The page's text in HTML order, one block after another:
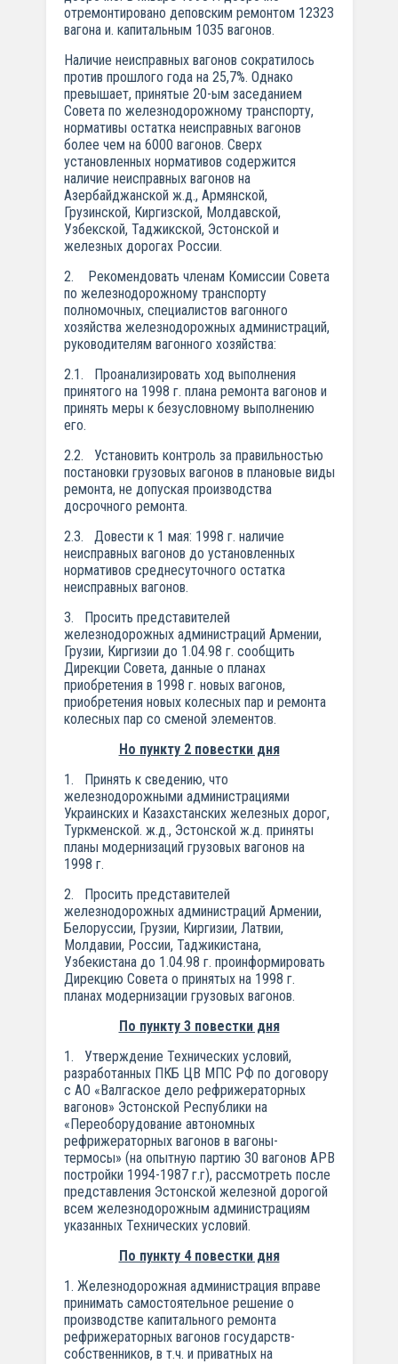
отремонтировано деповским ремонтом 12323
вагона и. капитальным 1035 вагонов.
Наличие неисправных вагонов сократилось
против прошлого года на 25,7%. Однако
превышает, принятые 20-ым заседанием
Совета по железнодорожному транспорту,
нормативы остатка неисправных вагонов
более чем на 6000 вагонов. Сверх
установленных нормативов содержится
наличие неисправных вагонов на
Азербайджанской ж.д., Армянской,
Грузинской, Киргизской, Молдавской,
Узбекской, Таджикской, Эстонской и
железных дорогах России.
2. Рекомендовать членам Комиссии Совета
по железнодорожному транспорту
полномочных, специалистов вагонного
хозяйства железнодорожных администраций,
руководителям вагонного хозяйства:
2.1. Проанализировать ход выполнения
принятого на 1998 г. плана ремонта вагонов и
принять меры к безусловному выполнению
его.
2.2. Установить контроль за правильностью
постановки грузовых вагонов в плановые виды
ремонта, не допуская производства
досрочного ремонта.
2.3. Довести к 1 мая: 1998 г. наличие
неисправных вагонов до установленных
нормативов среднесуточного остатка
неисправных вагонов.
3. Просить представителей
железнодорожных администраций Армении,
Грузии, Киргизии до 1.04.98 г. сообщить
Дирекции Совета, данные о планах
приобретения в 1998 г. новых вагонов,
приобретения новых колесных пар и ремонта
колесных пар со сменой элементов.
Но пункту 2 повестки дня
1. Принять к сведению, что
железнодорожными администрациями
Украинских и Казахстанских железных дорог,
Туркменской. ж.д., Эстонской ж.д. приняты
планы модернизаций грузовых вагонов на
1998 г.
2. Просить представителей
железнодорожных администраций Армении,
Белоруссии, Грузии, Киргизии, Латвии,
Молдавии, России, Таджикистана,
Узбекистана до 1.04.98 г. проинформировать
Дирекцию Совета о принятых на 1998 г.
планах модернизации грузовых вагонов.
По пункту 3 повестки дня
1. Утверждение Технических условий,
разработанных ПКБ ЦВ МПС РФ по договору
с АО «Валгаское дело рефрижераторных
вагонов» Эстонской Республики на
«Переоборудование автономных
рефрижераторных вагонов в вагоны-
термосы» (на опытную партию 30 вагонов АРВ
постройки 1994-1987 г.г), рассмотреть после
представления Эстонской железной дорогой
всем железнодорожным администрациям
указанных Технических условий.
По пункту 4 повестки дня
1. Железнодорожная администрация вправе
принимать самостоятельное решение о
производстве капитального ремонта
рефрижераторных вагонов государств-
собственников, в т.ч. и приватных на